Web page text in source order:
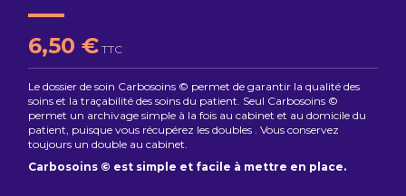
6,50 € TTC
Le dossier de soin Carbosoins © permet de garantir la qualité des
soins et la traçabilité des soins du patient. Seul Carbosoins ©
permet un archivage simple à la fois au cabinet et au domicile du
patient, puisque vous récupérez les doubles . Vous conservez
toujours un double au cabinet.
Carbosoins © est simple et facile à mettre en place.